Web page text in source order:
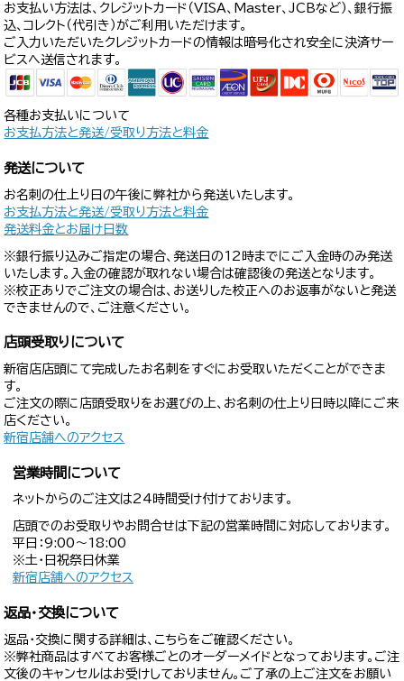
お支払い方法は、クレジットカード（VISA、Master、JCBなど）、銀行振
込、コレクト（代引き）がご利用いただけます。
ご入力いただいたクレジットカードの情報は暗号化され安全に決済サー
ビスへ送信されます。
各種お支払いについて
お支払方法と発送/受取り方法と料金
発送について
お名刺の仕上り日の午後に弊社から発送いたします。
お支払方法と発送/受取り方法と料金
発送料金とお届け日数
※銀行振り込みご指定の場合、発送日の12時までにご入金時のみ発送
いたします。入金の確認が取れない場合は確認後の発送となります。
※校正ありでご注文の場合は、お送りした校正へのお返事がないと発送
できませんので、ご注意ください。
店頭受取りについて
新宿店店頭にて完成したお名刺をすぐにお受取いただくことができま
す。
ご注文の際に店頭受取りをお選びの上、お名刺の仕上り日時以降にご来
店ください。
新宿店舗へのアクセス
営業時間について
ネットからのご注文は24時間受け付けております。
店頭でのお受取りやお問合せは下記の営業時間に対応しております。
平日：9:00〜18:00
※土・日祝祭日休業
新宿店舗へのアクセス
返品・交換について
返品・交換に関する詳細は、こちらをご確認ください。
※弊社商品はすべてお客様ごとのオーダーメイドとなっております。ご注
文後のキャンセルはお受けしておりません。ご了承の上ご注文をお願い